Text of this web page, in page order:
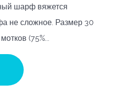
шарф вяжется
не сложное. Размер 30
(75%...